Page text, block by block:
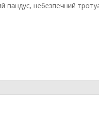
пандус, небезпечний